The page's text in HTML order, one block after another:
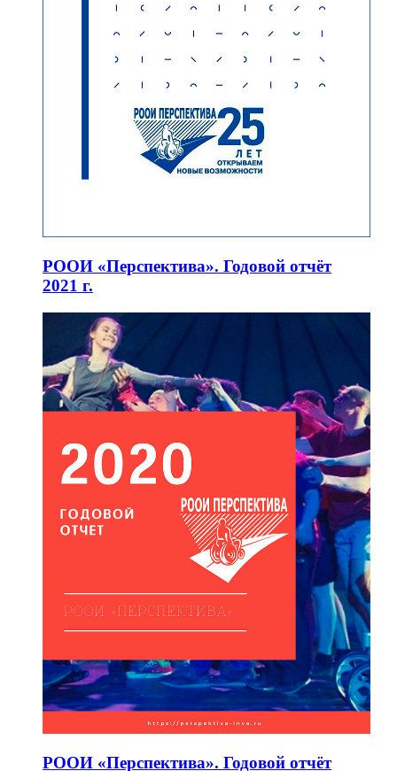
РООИ «Перспектива». Годовой отчёт
2021 г.
РООИ «Перспектива». Годовой отчёт